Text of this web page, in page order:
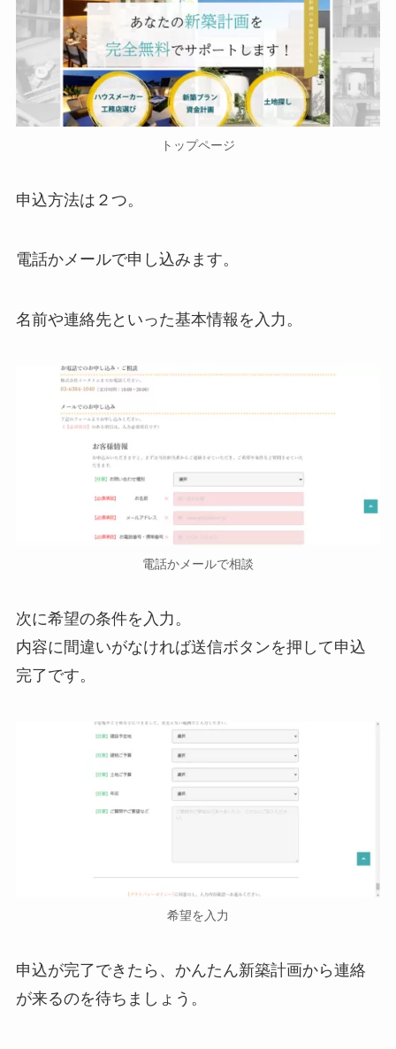
トップページ
申込方法は２つ。
電話かメールで申し込みます。
名前や連絡先といった基本情報を入力。
電話かメールで相談
次に希望の条件を入力。
内容に間違いがなければ送信ボタンを押して申込
完了です。
希望を入力
申込が完了できたら、かんたん新築計画から連絡
が来るのを待ちましょう。